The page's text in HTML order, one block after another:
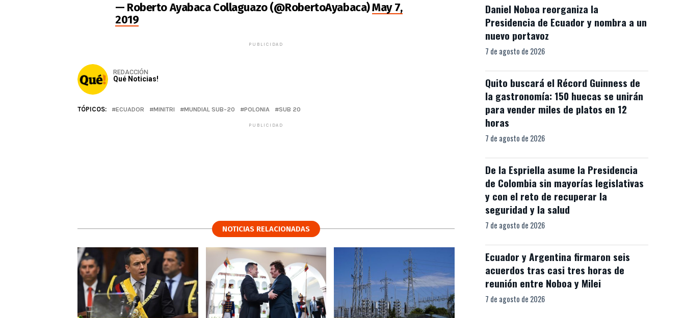
— Roberto Ayabaca Collaguazo (@RobertoAyabaca)May 7,
2019
PUBLICIDAD
REDACCIÓN
Qué Noticias!
TÓPICOS: ECUADOR MINITRI MUNDIAL SUB-20 POLONIA SUB 20
PUBLICIDAD
NOTICIAS RELACIONADAS
Daniel Noboa reorganiza la
Presidencia de Ecuador y nombra a un
nuevo portavoz
7 de agosto de 2026
Quito buscará el Récord Guinness de
la gastronomía: 150 huecas se unirán
para vender miles de platos en 12
horas
7 de agosto de 2026
De la Espriella asume la Presidencia
de Colombia sin mayorías legislativas
y con el reto de recuperar la
seguridad y la salud
7 de agosto de 2026
Ecuador y Argentina firmaron seis
acuerdos tras casi tres horas de
reunión entre Noboa y Milei
7 de agosto de 2026